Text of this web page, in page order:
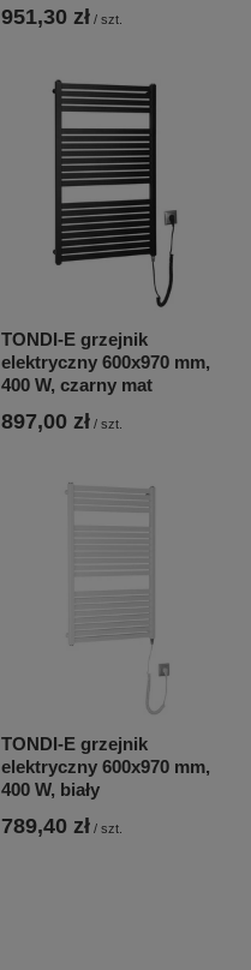
951,30 zł / szt.
TONDI-E grzejnik
elektryczny 600x970 mm,
400 W, czarny mat
897,00 zł / szt.
TONDI-E grzejnik
elektryczny 600x970 mm,
400 W, biały
789,40 zł / szt.